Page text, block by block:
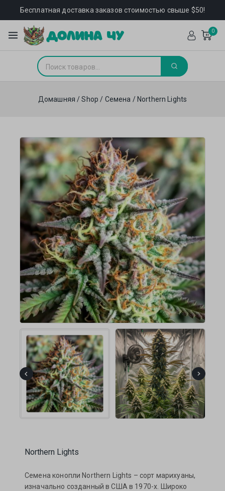
Бесплатная доставка заказов стоимостью свыше $50!
0
Домашняя / Shop / Семена / Northern Lights
Northern Lights
Семена конопли Northern Lights – сорт марихуаны,
изначально созданный в США в 1970-х. Широко